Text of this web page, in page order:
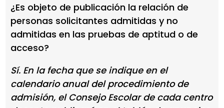
¿Es objeto de publicación la relación de
personas solicitantes admitidas y no
admitidas en las pruebas de aptitud o de
acceso?
Sí. En la fecha que se indique en el
calendario anual del procedimiento de
admisión, el Consejo Escolar de cada centro